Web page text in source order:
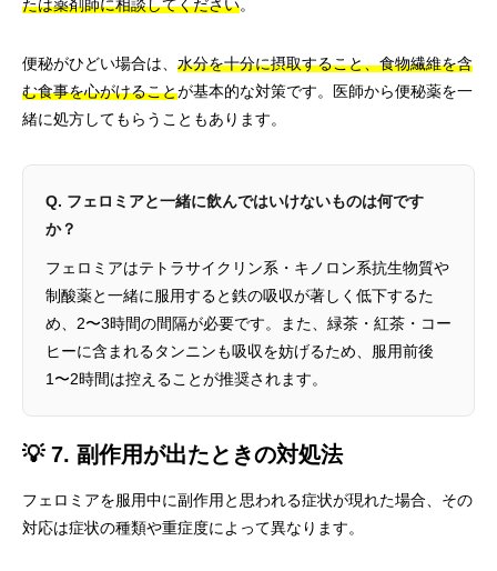
たは薬剤師に相談してください。
便秘がひどい場合は、 水分を十分に摂取すること、食物繊維を含
む食事を心がけることが基本的な対策です。医師から便秘薬を一
緒に処方してもらうこともあります。
Q. フェロミアと一緒に飲んではいけないものは何です
か？
フェロミアはテトラサイクリン系・キノロン系抗生物質や
制酸薬と一緒に服用すると鉄の吸収が著しく低下するた
め、2〜3時間の間隔が必要です。また、緑茶・紅茶・コー
ヒーに含まれるタンニンも吸収を妨げるため、服用前後
1〜2時間は控えることが推奨されます。
💡 7. 副作用が出たときの対処法
フェロミアを服用中に副作用と思われる症状が現れた場合、その
対応は症状の種類や重症度によって異なります。